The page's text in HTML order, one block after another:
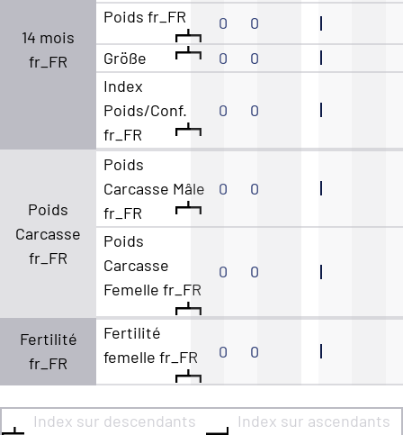
14 mois
fr_FR
Poids fr_FR 0
0
Größe
0
0
Index
Poids/Conf.
fr_FR
0 0
Poids
Carcasse
fr_FR
Poids
Carcasse Mâle
fr_FR
0 0
Poids
Carcasse
Femelle fr_FR
0 0
Fertilité
fr_FR
Fertilité
femelle fr_FR
0 0
Index sur descendants
Index sur ascendants